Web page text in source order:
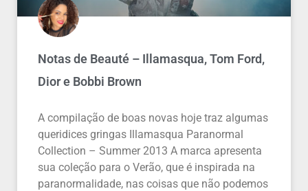
Notas de Beauté – Illamasqua, Tom Ford,
Dior e Bobbi Brown
A compilação de boas novas hoje traz algumas
queridices gringas Illamasqua Paranormal
Collection – Summer 2013 A marca apresenta
sua coleção para o Verão, que é inspirada na
paranormalidade, nas coisas que não podemos